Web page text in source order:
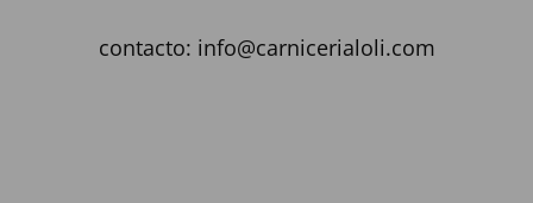
contacto: info@carnicerialoli.com